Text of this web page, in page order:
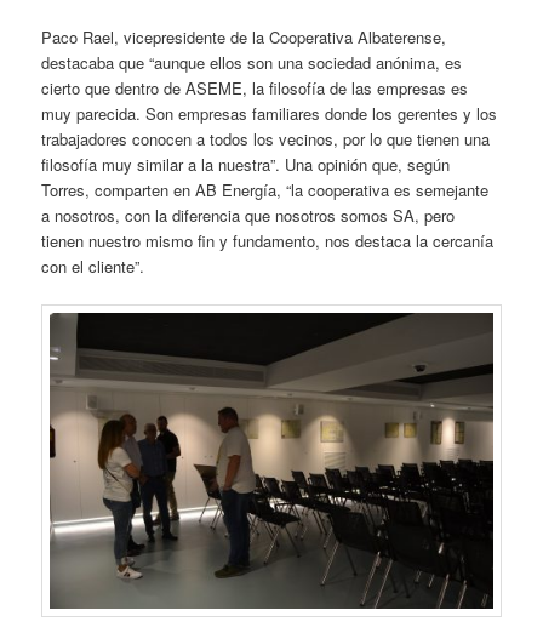
Paco Rael, vicepresidente de la Cooperativa Albaterense,
destacaba que “aunque ellos son una sociedad anónima, es
cierto que dentro de ASEME, la filosofía de las empresas es
muy parecida. Son empresas familiares donde los gerentes y los
trabajadores conocen a todos los vecinos, por lo que tienen una
filosofía muy similar a la nuestra”. Una opinión que, según
Torres, comparten en AB Energía, “la cooperativa es semejante
a nosotros, con la diferencia que nosotros somos SA, pero
tienen nuestro mismo fin y fundamento, nos destaca la cercanía
con el cliente”.